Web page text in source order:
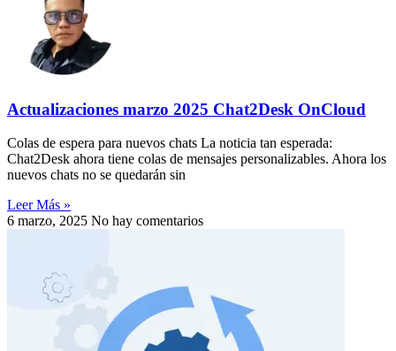
Actualizaciones marzo 2025 Chat2Desk OnCloud
Colas de espera para nuevos chats La noticia tan esperada:
Chat2Desk ahora tiene colas de mensajes personalizables. Ahora los
nuevos chats no se quedarán sin
Leer Más »
6 marzo, 2025 No hay comentarios